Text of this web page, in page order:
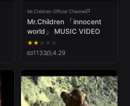
Mr.Children Official Channel
Mr.Children 「innocent
world」 MUSIC VIDEO
★★ ★ ★ ★
1132 4.29